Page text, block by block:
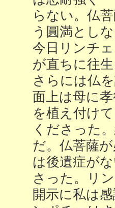
らない。仏
う圓満とし
今日リンチ
が直ちに往
さらには仏
面上は母に
を植え付け
くださった
だ。仏菩薩
は後遺症が
さった。リ
開示に私は